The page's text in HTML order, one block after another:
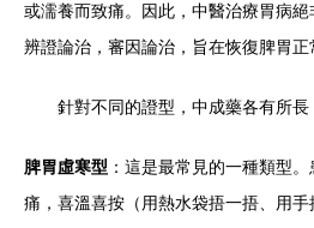
或濡養而致痛。因此，中醫治療胃病絕
辨證論治，審因論治，旨在恢復脾胃正
針對不同的證型，中成藥各有所長
脾胃虛寒型 ：這是最常見的一種類型
痛，喜溫喜按（用熱水袋捂一捂、用